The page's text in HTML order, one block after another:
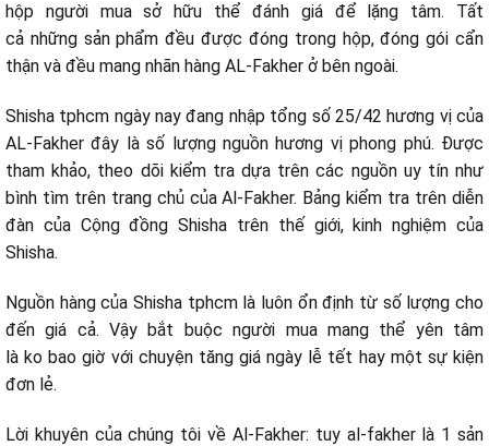
hộp người mua sở hữu thể đánh giáđể lặng tâm. Tất
cả nhữngsản phẩm đều được đóng trong hộp, đóng góicẩn
thận và đều mang nhãn hàng AL-Fakher ở bên ngoài.
Shisha tphcm ngày nay đang nhập tổng số 25/42 hương vị của
AL-Fakher đây là số lượng nguồn hương vị phong phú. Được
tham khảo, theo dõi kiểm tradựa trêncác nguồn uy tín như
bình tìmtrên trang chủ của Al-Fakher. Bảngkiểm tra trên diễn
đàn của Cộng đồng Shisha trên thế giới, kinh nghiệm của
Shisha.
Nguồn hàng của Shisha tphcm là luôn ổn định từ số lượng cho
đến giá cả. Vậybắt buộc người mua mangthể yêntâm
làko bao giờ vớichuyện tănggiá ngày lễ tết hay một sự kiện
đơn lẻ.
Lời khuyên của chúng tôi về Al-Fakher: tuy al-fakher là 1 sản